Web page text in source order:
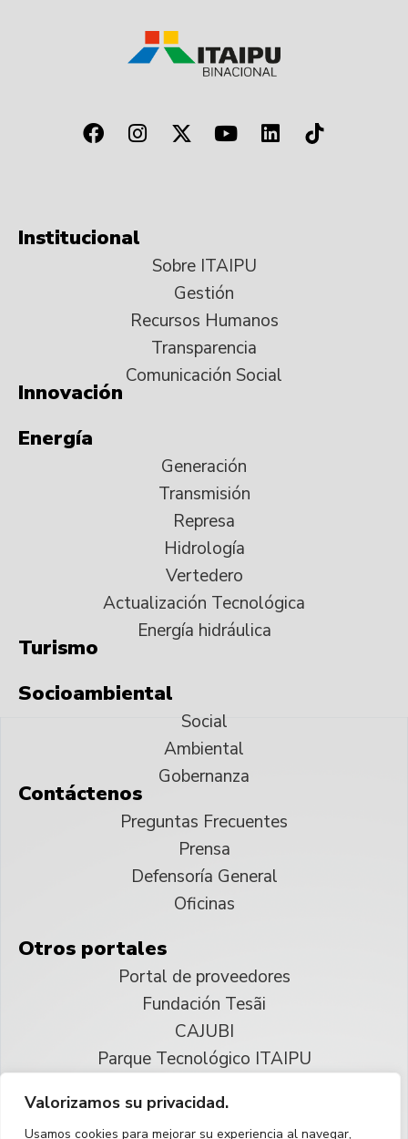
Valorizamos su privacidad.
Usamos cookies para mejorar su experiencia al navegar,
Institucional
Sobre ITAIPU
Gestión
Recursos Humanos
Transparencia
Comunicación Social
Innovación
Energía
Generación
Transmisión
Represa
Hidrología
Vertedero
Actualización Tecnológica
Energía hidráulica
Turismo
Socioambiental
Social
Ambiental
Gobernanza
Contáctenos
Preguntas Frecuentes
Prensa
Defensoría General
Oficinas
Otros portales
Portal de proveedores
Fundación Tesãi
CAJUBI
Parque Tecnológico ITAIPU